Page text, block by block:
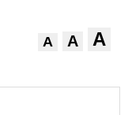
A A A